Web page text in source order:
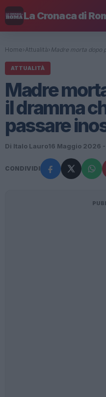
La Cronaca di
Home› Attualità› Madre morta dopo
ATTUALITÀ
Madre
il dramma
passare
Di Italo Lauro16 Maggio 2026
CONDIVIDI